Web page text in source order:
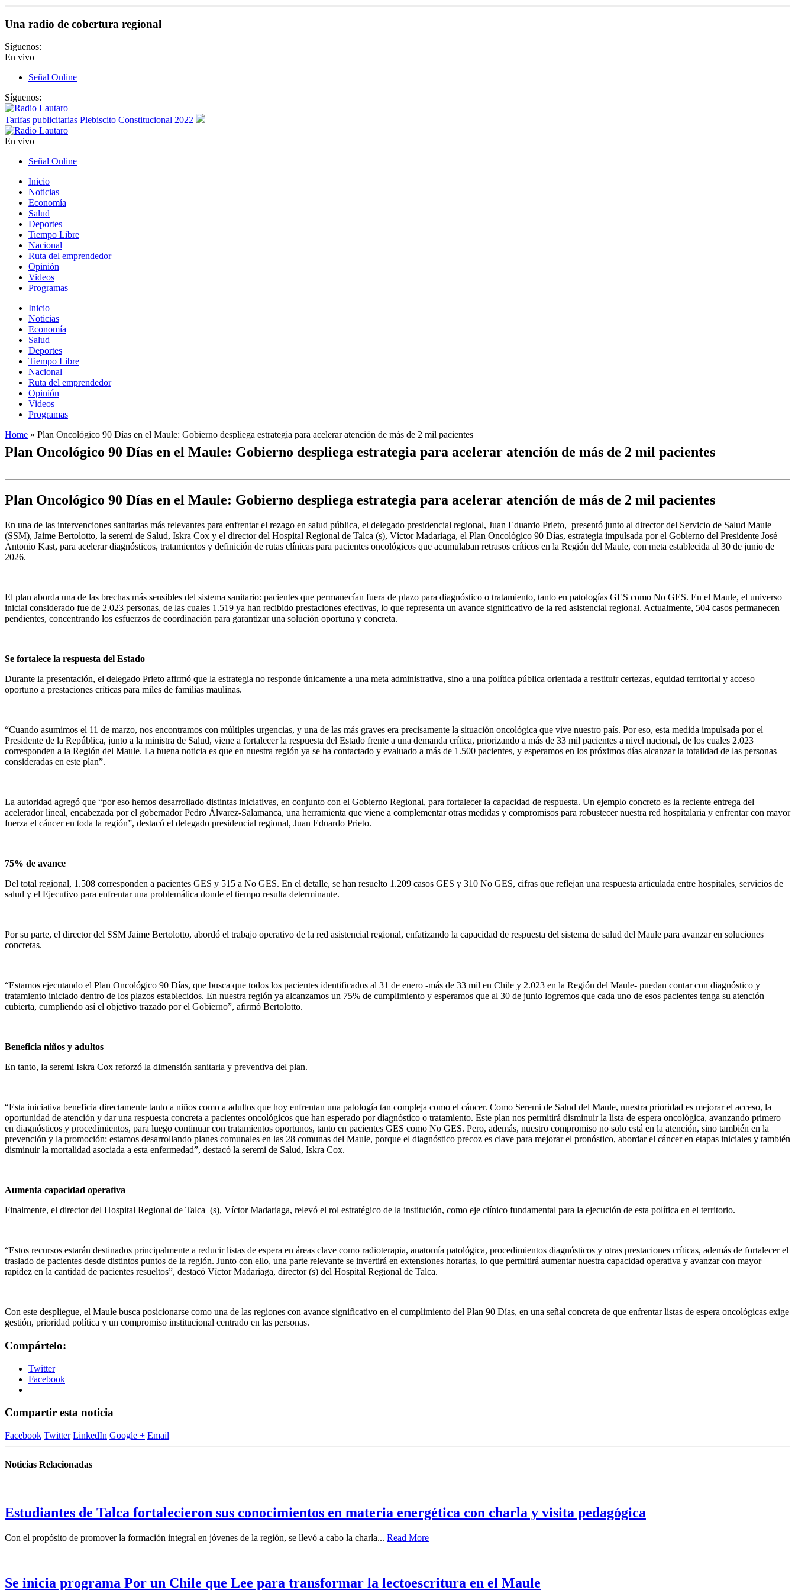
Una radio de cobertura regional
Síguenos:
En vivo
Señal Online
Síguenos:
Tarifas publicitarias Plebiscito Constitucional 2022
En vivo
Señal Online
Inicio
Noticias
Economía
Salud
Deportes
Tiempo Libre
Nacional
Ruta del emprendedor
Opinión
Videos
Programas
Inicio
Noticias
Economía
Salud
Deportes
Tiempo Libre
Nacional
Ruta del emprendedor
Opinión
Videos
Programas
Home » Plan Oncológico 90 Días en el Maule: Gobierno despliega estrategia para acelerar atención de más de 2 mil pacientes
Plan Oncológico 90 Días en el Maule: Gobierno despliega estrategia para acelerar atención de más de 2 mil pacientes
Plan Oncológico 90 Días en el Maule: Gobierno despliega estrategia para acelerar atención de más de 2 mil pacientes
En una de las intervenciones sanitarias más relevantes para enfrentar el rezago en salud pública, el delegado presidencial regional, Juan Eduardo Prieto, presentó junto al director del Servicio de Salud Maule
(SSM), Jaime Bertolotto, la seremi de Salud, Iskra Cox y el director del Hospital Regional de Talca (s), Víctor Madariaga, el Plan Oncológico 90 Días, estrategia impulsada por el Gobierno del Presidente José
Antonio Kast, para acelerar diagnósticos, tratamientos y definición de rutas clínicas para pacientes oncológicos que acumulaban retrasos críticos en la Región del Maule, con meta establecida al 30 de junio de
2026.
El plan aborda una de las brechas más sensibles del sistema sanitario: pacientes que permanecían fuera de plazo para diagnóstico o tratamiento, tanto en patologías GES como No GES. En el Maule, el universo
inicial considerado fue de 2.023 personas, de las cuales 1.519 ya han recibido prestaciones efectivas, lo que representa un avance significativo de la red asistencial regional. Actualmente, 504 casos permanecen
pendientes, concentrando los esfuerzos de coordinación para garantizar una solución oportuna y concreta.
Se fortalece la respuesta del Estado
Durante la presentación, el delegado Prieto afirmó que la estrategia no responde únicamente a una meta administrativa, sino a una política pública orientada a restituir certezas, equidad territorial y acceso
oportuno a prestaciones críticas para miles de familias maulinas.
“Cuando asumimos el 11 de marzo, nos encontramos con múltiples urgencias, y una de las más graves era precisamente la situación oncológica que vive nuestro país. Por eso, esta medida impulsada por el
Presidente de la República, junto a la ministra de Salud, viene a fortalecer la respuesta del Estado frente a una demanda crítica, priorizando a más de 33 mil pacientes a nivel nacional, de los cuales 2.023
corresponden a la Región del Maule. La buena noticia es que en nuestra región ya se ha contactado y evaluado a más de 1.500 pacientes, y esperamos en los próximos días alcanzar la totalidad de las personas
consideradas en este plan”.
La autoridad agregó que “por eso hemos desarrollado distintas iniciativas, en conjunto con el Gobierno Regional, para fortalecer la capacidad de respuesta. Un ejemplo concreto es la reciente entrega del
acelerador lineal, encabezada por el gobernador Pedro Álvarez-Salamanca, una herramienta que viene a complementar otras medidas y compromisos para robustecer nuestra red hospitalaria y enfrentar con mayor
fuerza el cáncer en toda la región”, destacó el delegado presidencial regional, Juan Eduardo Prieto.
75% de avance
Del total regional, 1.508 corresponden a pacientes GES y 515 a No GES. En el detalle, se han resuelto 1.209 casos GES y 310 No GES, cifras que reflejan una respuesta articulada entre hospitales, servicios de
salud y el Ejecutivo para enfrentar una problemática donde el tiempo resulta determinante.
Por su parte, el director del SSM Jaime Bertolotto, abordó el trabajo operativo de la red asistencial regional, enfatizando la capacidad de respuesta del sistema de salud del Maule para avanzar en soluciones
concretas.
“Estamos ejecutando el Plan Oncológico 90 Días, que busca que todos los pacientes identificados al 31 de enero -más de 33 mil en Chile y 2.023 en la Región del Maule- puedan contar con diagnóstico y
tratamiento iniciado dentro de los plazos establecidos. En nuestra región ya alcanzamos un 75% de cumplimiento y esperamos que al 30 de junio logremos que cada uno de esos pacientes tenga su atención
cubierta, cumpliendo así el objetivo trazado por el Gobierno”, afirmó Bertolotto.
Beneficia niños y adultos
En tanto, la seremi Iskra Cox reforzó la dimensión sanitaria y preventiva del plan.
“Esta iniciativa beneficia directamente tanto a niños como a adultos que hoy enfrentan una patología tan compleja como el cáncer. Como Seremi de Salud del Maule, nuestra prioridad es mejorar el acceso, la
oportunidad de atención y dar una respuesta concreta a pacientes oncológicos que han esperado por diagnóstico o tratamiento. Este plan nos permitirá disminuir la lista de espera oncológica, avanzando primero
en diagnósticos y procedimientos, para luego continuar con tratamientos oportunos, tanto en pacientes GES como No GES. Pero, además, nuestro compromiso no solo está en la atención, sino también en la
prevención y la promoción: estamos desarrollando planes comunales en las 28 comunas del Maule, porque el diagnóstico precoz es clave para mejorar el pronóstico, abordar el cáncer en etapas iniciales y también
disminuir la mortalidad asociada a esta enfermedad”, destacó la seremi de Salud, Iskra Cox.
Aumenta capacidad operativa
Finalmente, el director del Hospital Regional de Talca (s), Víctor Madariaga, relevó el rol estratégico de la institución, como eje clínico fundamental para la ejecución de esta política en el territorio.
“Estos recursos estarán destinados principalmente a reducir listas de espera en áreas clave como radioterapia, anatomía patológica, procedimientos diagnósticos y otras prestaciones críticas, además de fortalecer el
traslado de pacientes desde distintos puntos de la región. Junto con ello, una parte relevante se invertirá en extensiones horarias, lo que permitirá aumentar nuestra capacidad operativa y avanzar con mayor
rapidez en la cantidad de pacientes resueltos”, destacó Víctor Madariaga, director (s) del Hospital Regional de Talca.
Con este despliegue, el Maule busca posicionarse como una de las regiones con avance significativo en el cumplimiento del Plan 90 Días, en una señal concreta de que enfrentar listas de espera oncológicas exige
gestión, prioridad política y un compromiso institucional centrado en las personas.
Compártelo:
Twitter
Facebook
Compartir esta noticia
Facebook Twitter LinkedIn Google + Email
Noticias Relacionadas
Estudiantes de Talca fortalecieron sus conocimientos en materia energética con charla y visita pedagógica
Con el propósito de promover la formación integral en jóvenes de la región, se llevó a cabo la charla... Read More
Se inicia programa Por un Chile que Lee para transformar la lectoescritura en el Maule